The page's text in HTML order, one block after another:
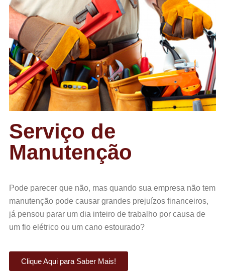
Serviço de
Manutenção
Pode parecer que não, mas quando sua empresa não tem
manutenção pode causar grandes prejuízos financeiros,
já pensou parar um dia inteiro de trabalho por causa de
um fio elétrico ou um cano estourado?
Clique Aqui para Saber Mais!